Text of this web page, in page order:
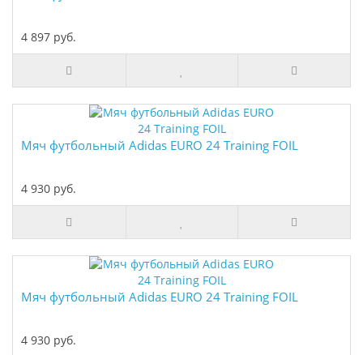
4 897 руб.
Мяч футбольный Adidas EURO 24 Training FOIL
4 930 руб.
Мяч футбольный Adidas EURO 24 Training FOIL
4 930 руб.